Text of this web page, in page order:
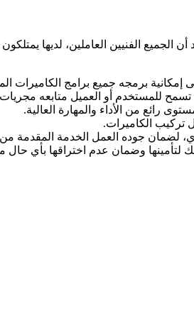
أن الجميع الفنيين العاملين، لديها
برمجه جميع برامج الكاميرات
تسمح للمستخدم أو العميل متابعه
رائع من الأداء والمهارة العالية.
تركيب الكاميرات.
لضمان جوده العمل الخدمة المقدمة من
لتأمينها وضمان عدم اختراقها بأي حال